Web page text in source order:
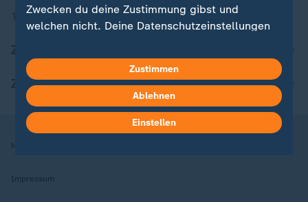
Themen im Überblick
ZDFheute Apps
Nutzungsbedingungen
Impressum
Zwecken du deine Zustimmung gibst und
welchen nicht. Deine Datenschutzeinstellungen
in deinen Einstellungen widerrufen oder ändern.
Hier findest du das Impressum.
Weitere Informationen findest du in unserer
Datenschutzerklärung.
Zustimmen
Ablehnen
Einstellen